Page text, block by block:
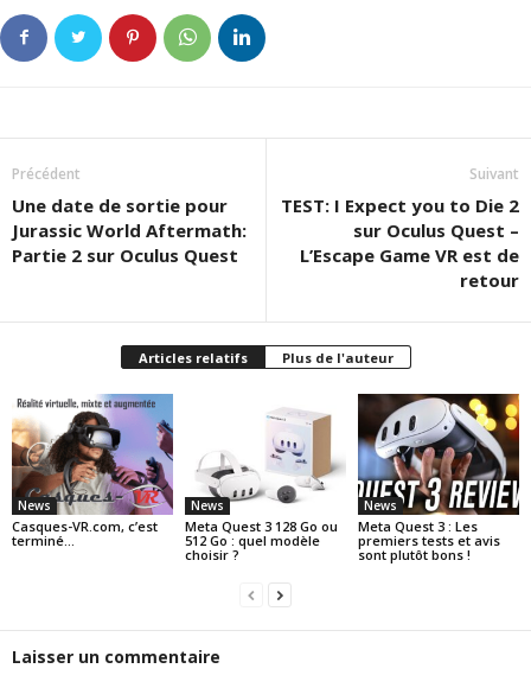
Précédent
Une date de sortie pour
Jurassic World Aftermath:
Partie 2 sur Oculus Quest
Suivant
TEST: I Expect you to Die 2
sur Oculus Quest –
L’Escape Game VR est de
retour
Articles relatifs Plus de l'auteur
News
Casques-VR.com, c’est
terminé…
News
Meta Quest 3 128 Go ou
512 Go : quel modèle
choisir ?
News
Meta Quest 3 : Les
premiers tests et avis
sont plutôt bons !
Laisser un commentaire